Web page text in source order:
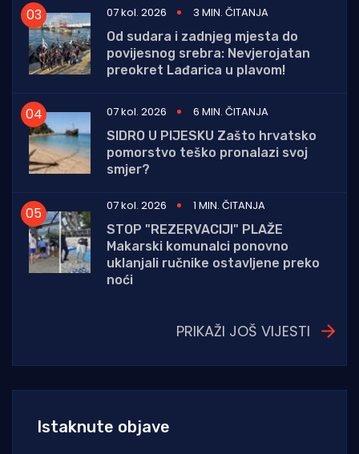
07 kol. 2026
3 MIN. ČITANJA
Od sudara i zadnjeg mjesta do
povijesnog srebra: Nevjerojatan
preokret Lađarica u plavom!
07 kol. 2026
6 MIN. ČITANJA
SIDRO U PIJESKU Zašto hrvatsko
pomorstvo teško pronalazi svoj
smjer?
07 kol. 2026
1 MIN. ČITANJA
STOP "REZERVACIJI" PLAŽE
Makarski komunalci ponovno
uklanjali ručnike ostavljene preko
noći
PRIKAŽI JOŠ VIJESTI
Istaknute objave